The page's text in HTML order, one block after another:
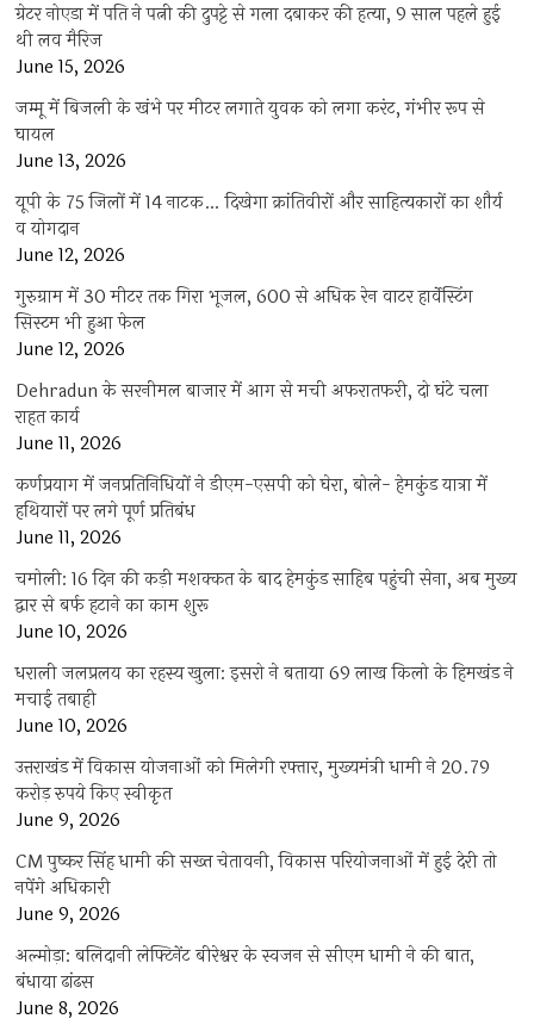
ग्रेटर नोएडा में पति ने पत्नी की दुपट्टे से गला दबाकर की हत्या, 9 साल पहले हुई
थी लव मैरिज
June 15, 2026
जम्मू में बिजली के खंभे पर मीटर लगाते युवक को लगा करंट, गंभीर रूप से
घायल
June 13, 2026
यूपी के 75 जिलों में 14 नाटक… दिखेगा क्रांतिवीरों और साहित्यकारों का शौर्य
व योगदान
June 12, 2026
गुरुग्राम में 30 मीटर तक गिरा भूजल, 600 से अधिक रेन वाटर हार्वेस्टिंग
सिस्टम भी हुआ फेल
June 12, 2026
Dehradun के सरनीमल बाजार में आग से मची अफरातफरी, दो घंटे चला
राहत कार्य
June 11, 2026
कर्णप्रयाग में जनप्रतिनिधियों ने डीएम-एसपी को घेरा, बोले- हेमकुंड यात्रा में
हथियारों पर लगे पूर्ण प्रतिबंध
June 11, 2026
चमोली: 16 दिन की कड़ी मशक्कत के बाद हेमकुंड साहिब पहुंची सेना, अब मुख्य
द्वार से बर्फ हटाने का काम शुरू
June 10, 2026
धराली जलप्रलय का रहस्य खुला: इसरो ने बताया 69 लाख किलो के हिमखंड ने
मचाई तबाही
June 10, 2026
उत्तराखंड में विकास योजनाओं को मिलेगी रफ्तार, मुख्यमंत्री धामी ने 20.79
करोड़ रुपये किए स्वीकृत
June 9, 2026
CM पुष्कर सिंह धामी की सख्त चेतावनी, विकास परियोजनाओं में हुई देरी तो
नपेंगे अधिकारी
June 9, 2026
अल्मोड़ा: बलिदानी लेफ्टिनेंट बीरेश्वर के स्वजन से सीएम धामी ने की बात,
बंधाया ढांढस
June 8, 2026